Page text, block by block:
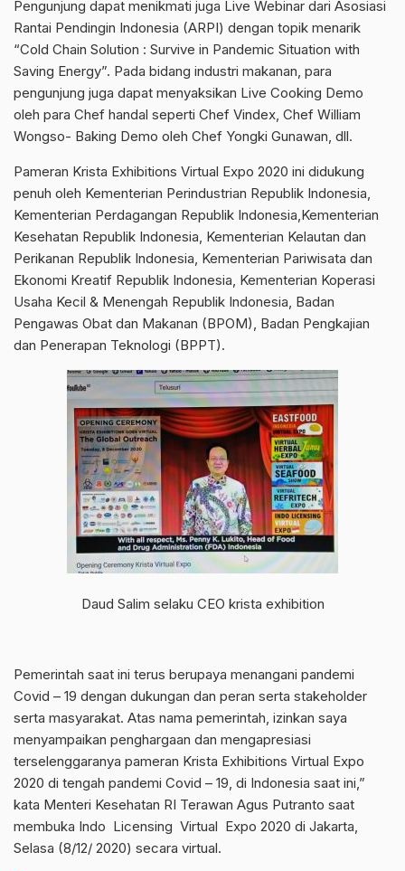
Pengunjung dapat menikmati juga Live Webinar dari Asosiasi
Rantai Pendingin Indonesia (ARPI) dengan topik menarik
“Cold Chain Solution : Survive in Pandemic Situation with
Saving Energy”. Pada bidang industri makanan, para
pengunjung juga dapat menyaksikan Live Cooking Demo
oleh para Chef handal seperti Chef Vindex, Chef William
Wongso- Baking Demo oleh Chef Yongki Gunawan, dll.
Pameran Krista Exhibitions Virtual Expo 2020 ini didukung
penuh oleh Kementerian Perindustrian Republik Indonesia,
Kementerian Perdagangan Republik Indonesia,Kementerian
Kesehatan Republik Indonesia, Kementerian Kelautan dan
Perikanan Republik Indonesia, Kementerian Pariwisata dan
Ekonomi Kreatif Republik Indonesia, Kementerian Koperasi
Usaha Kecil & Menengah Republik Indonesia, Badan
Pengawas Obat dan Makanan (BPOM), Badan Pengkajian
dan Penerapan Teknologi (BPPT).
Daud Salim selaku CEO krista exhibition
Pemerintah saat ini terus berupaya menangani pandemi
Covid – 19 dengan dukungan dan peran serta stakeholder
serta masyarakat. Atas nama pemerintah, izinkan saya
menyampaikan penghargaan dan mengapresiasi
terselenggaranya pameran Krista Exhibitions Virtual Expo
2020 di tengah pandemi Covid – 19, di Indonesia saat ini,”
kata Menteri Kesehatan RI Terawan Agus Putranto saat
membuka Indo Licensing Virtual Expo 2020 di Jakarta,
Selasa (8/12/ 2020) secara virtual.